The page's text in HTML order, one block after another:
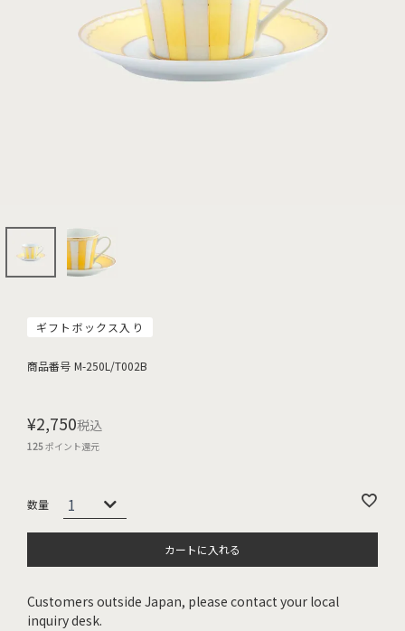
ギフトボックス入り
商品番号 M-250L/T002B
¥2,750税込
125ポイント還元
カートに入れる
Customers outside Japan, please contact your local
inquiry desk.